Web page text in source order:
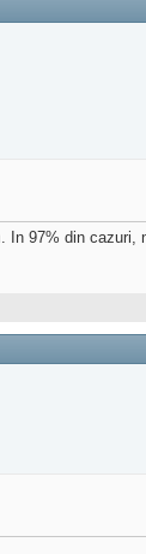
97% din